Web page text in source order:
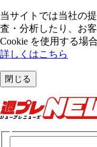
当サイトでは当社の
査・分析したり、お
Cookie を使⽤する場
詳しくはこちら
閉じる